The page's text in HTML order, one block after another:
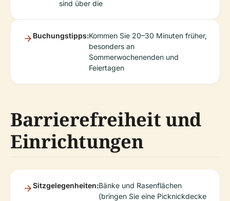
sind über die
Buchungstipps:Kommen Sie 20–30 Minuten früher,
besonders an
Sommerwochenenden und
Feiertagen
Barrierefreiheit und
Einrichtungen
Sitzgelegenheiten:Bänke und Rasenflächen
(bringen Sie eine Picknickdecke